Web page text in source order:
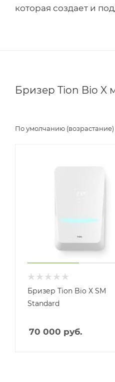
которая создает и
Бризер Tion Bio X
По умолчанию (возрастание)
Бризер Tion Bio X SM
Standard
70 000 руб.